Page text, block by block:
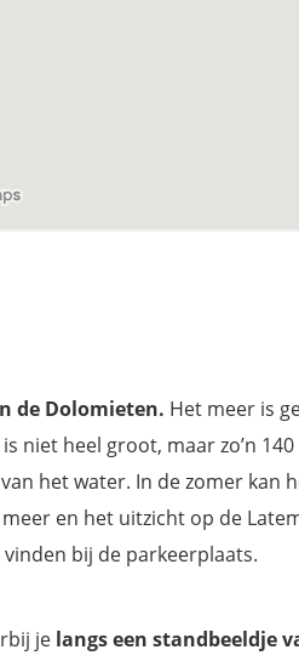
de Dolomieten. Het meer is
niet heel groot, maar zo’n
het water. In de zomer kan
en het uitzicht op de
bij de parkeerplaats.
je langs een standbeeldje